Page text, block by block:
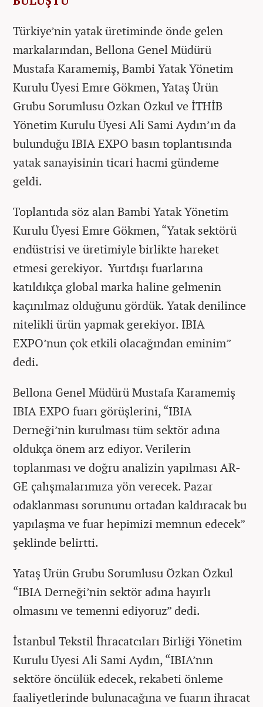
Türkiye’nin yatak üretiminde önde gelen
markalarından, Bellona Genel Müdürü
Mustafa Karamemiş, Bambi Yatak Yönetim
Kurulu Üyesi Emre Gökmen, Yataş Ürün
Grubu Sorumlusu Özkan Özkul ve İTHİB
Yönetim Kurulu Üyesi Ali Sami Aydın’ın da
bulunduğu IBIA EXPO basın toplantısında
yatak sanayisinin ticari hacmi gündeme
geldi.
Toplantıda söz alan Bambi Yatak Yönetim
Kurulu Üyesi Emre Gökmen, “Yatak sektörü
endüstrisi ve üretimiyle birlikte hareket
etmesi gerekiyor. Yurtdışı fuarlarına
katıldıkça global marka haline gelmenin
kaçınılmaz olduğunu gördük. Yatak denilince
nitelikli ürün yapmak gerekiyor. IBIA
EXPO’nun çok etkili olacağından eminim”
dedi.
Bellona Genel Müdürü Mustafa Karamemiş
IBIA EXPO fuarı görüşlerini, “IBIA
Derneği’nin kurulması tüm sektör adına
oldukça önem arz ediyor. Verilerin
toplanması ve doğru analizin yapılması AR-
GE çalışmalarımıza yön verecek. Pazar
odaklanması sorununu ortadan kaldıracak bu
yapılaşma ve fuar hepimizi memnun edecek”
şeklinde belirtti.
Yataş Ürün Grubu Sorumlusu Özkan Özkul
“IBIA Derneği’nin sektör adına hayırlı
olmasını ve temenni ediyoruz” dedi.
İstanbul Tekstil İhracatcıları Birliği Yönetim
Kurulu Üyesi Ali Sami Aydın, “IBIA’nın
sektöre öncülük edecek, rekabeti önleme
faaliyetlerinde bulunacağına ve fuarın ihracat